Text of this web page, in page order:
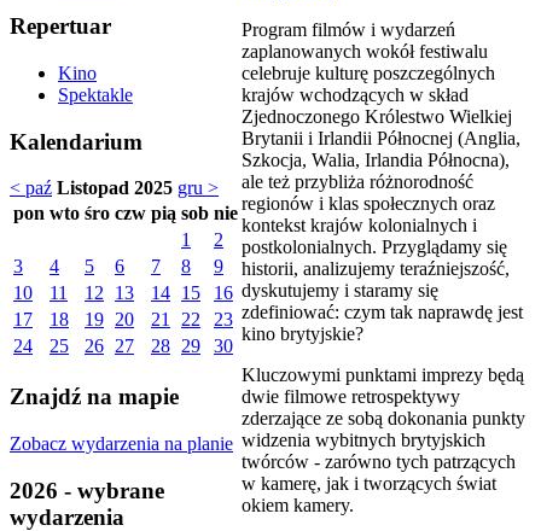
Repertuar
Kino
Spektakle
Kalendarium
< paź Listopad 2025 gru >
pon wto śro czw pią sob nie
1
2
3
4 5 6 7 8
9
10
11 12 13 14 15
16
17
18 19 20 21 22
23
24
25 26 27 28 29 30
Znajdź na mapie
Zobacz wydarzenia na planie
2026 - wybrane
wydarzenia
Program filmów i wydarzeń
zaplanowanych wokół festiwalu
celebruje kulturę poszczególnych
krajów wchodzących w skład
Zjednoczonego Królestwo Wielkiej
Brytanii i Irlandii Północnej (Anglia,
Szkocja, Walia, Irlandia Północna),
ale też przybliża różnorodność
regionów i klas społecznych oraz
kontekst krajów kolonialnych i
postkolonialnych. Przyglądamy się
historii, analizujemy teraźniejszość,
dyskutujemy i staramy się
zdefiniować: czym tak naprawdę jest
kino brytyjskie?
Kluczowymi punktami imprezy będą
dwie filmowe retrospektywy
zderzające ze sobą dokonania punkty
widzenia wybitnych brytyjskich
twórców - zarówno tych patrzących
w kamerę, jak i tworzących świat
okiem kamery.